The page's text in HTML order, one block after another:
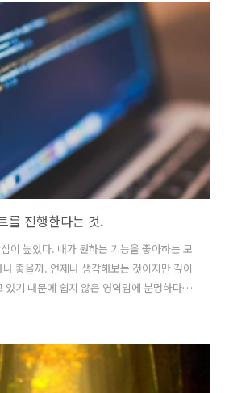
를 진행한다는 것.
이 높았다. 내가 원하는 기능을 좋아하는 모
좋을까. 언제나 생각해보는 것이지만 깊이
있기 때문에 쉽지 않은 영역임에 분명하다.
을 익힌다는 것은 시작도 전에 도전자를 지
었다. 여기서 구분한다면 '오프라인'에서
'에서도 사용가능한 버전으로 구분할 수 있
pc임에 분명했다. 현재는 스마트폰을 비롯